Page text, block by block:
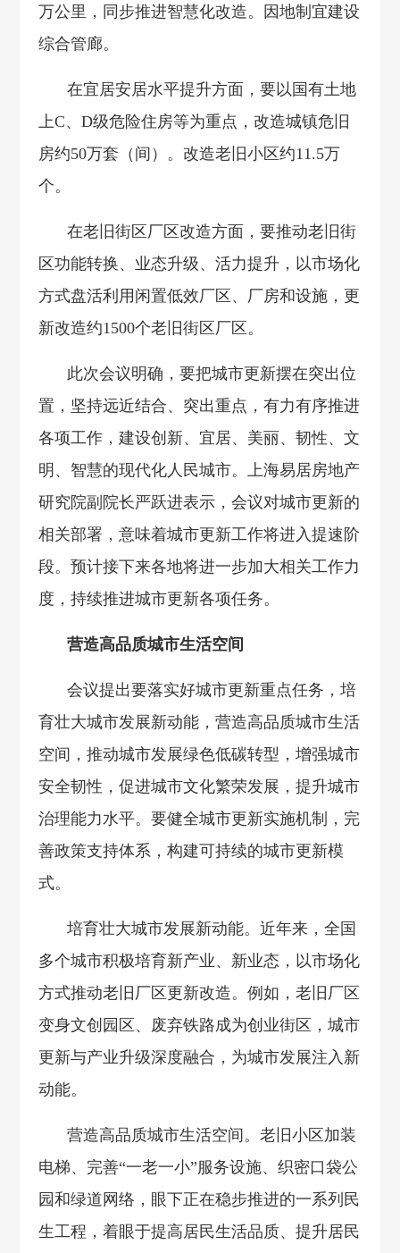
万公里，同步推进智慧化改造。因地制宜建设
综合管廊。
在宜居安居水平提升方面，要以国有土地
上C、D级危险住房等为重点，改造城镇危旧
房约50万套（间）。改造老旧小区约11.5万
个。
在老旧街区厂区改造方面，要推动老旧街
区功能转换、业态升级、活力提升，以市场化
方式盘活利用闲置低效厂区、厂房和设施，更
新改造约1500个老旧街区厂区。
此次会议明确，要把城市更新摆在突出位
置，坚持远近结合、突出重点，有力有序推进
各项工作，建设创新、宜居、美丽、韧性、文
明、智慧的现代化人民城市。上海易居房地产
研究院副院长严跃进表示，会议对城市更新的
相关部署，意味着城市更新工作将进入提速阶
段。预计接下来各地将进一步加大相关工作力
度，持续推进城市更新各项任务。
营造高品质城市生活空间
会议提出要落实好城市更新重点任务，培
育壮大城市发展新动能，营造高品质城市生活
空间，推动城市发展绿色低碳转型，增强城市
安全韧性，促进城市文化繁荣发展，提升城市
治理能力水平。要健全城市更新实施机制，完
善政策支持体系，构建可持续的城市更新模
式。
培育壮大城市发展新动能。近年来，全国
多个城市积极培育新产业、新业态，以市场化
方式推动老旧厂区更新改造。例如，老旧厂区
变身文创园区、废弃铁路成为创业街区，城市
更新与产业升级深度融合，为城市发展注入新
动能。
营造高品质城市生活空间。老旧小区加装
电梯、完善“一老一小”服务设施、织密口袋公
园和绿道网络，眼下正在稳步推进的一系列民
生工程，着眼于提高居民生活品质、提升居民